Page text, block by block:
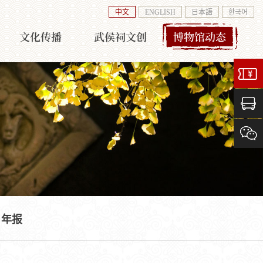
文化传播 武侯祠文创 博物馆动态
中文 ENGLISH 日本語 한국어
年报